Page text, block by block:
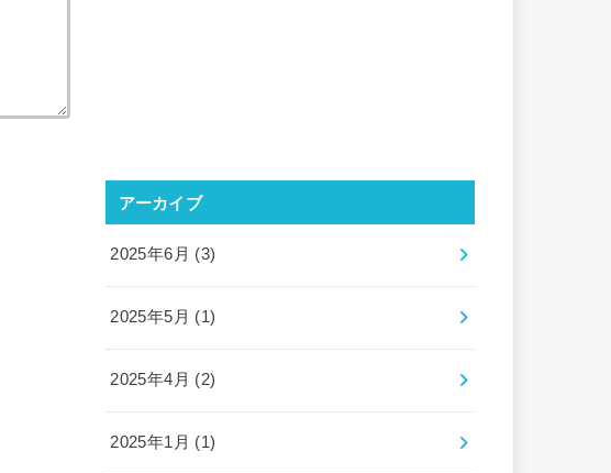
アーカイブ
2025年6月 (3)
2025年5月 (1)
2025年4月 (2)
2025年1月 (1)